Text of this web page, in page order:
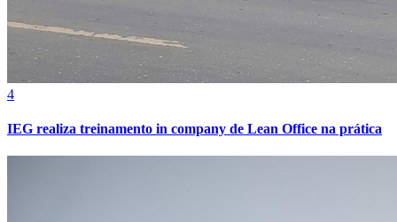
4
IEG realiza treinamento in company de Lean Office na prática